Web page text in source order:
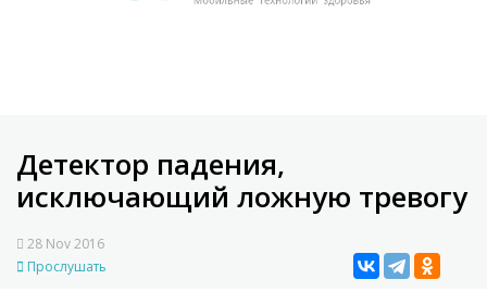
Детектор падения,
исключающий ложную тревогу
28 Nov 2016
Прослушать